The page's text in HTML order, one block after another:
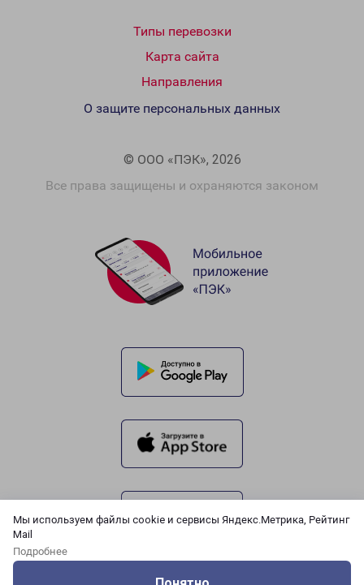
Мы используем файлы cookie и сервисы Яндекс.Метрика, Рейтинг
Mail
Подробнее
Типы перевозки
Карта сайта
Направления
© ООО «ПЭК», 2026
Все права защищены и охраняются законом
О защите персональных данных